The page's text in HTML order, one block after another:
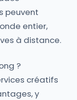
peuvent
entier,
à distance.
?
créatifs
y